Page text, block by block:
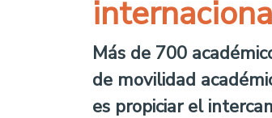
Más de 700
de movilidad
es propiciar el